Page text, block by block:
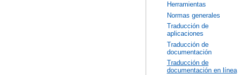
Herramientas
Normas generales
Traducción de
aplicaciones
Traducción de
documentación
Traducción de
documentación en línea